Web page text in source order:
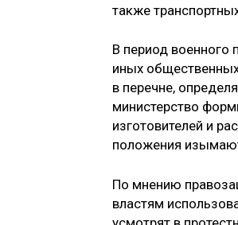
также
В период военного
иных
в перечне,
министерство
изготовителей и
положения
По мнению
властям